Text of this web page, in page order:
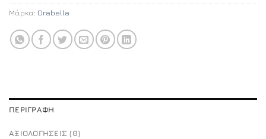
Μάρκα: Orabella
ΠΕΡΙΓΡΑΦΉ
ΑΞΙΟΛΟΓΉΣΕΙΣ (0)